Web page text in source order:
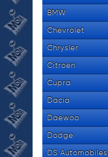
BMW
Chevrolet
Chrysler
Citroen
Cupra
Dacia
Daewoo
Dodge
DS Automobiles